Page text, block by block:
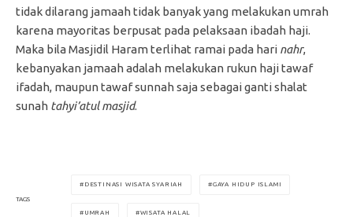
tidak dilarang jamaah tidak banyak yang melakukan umrah
karena mayoritas berpusat pada pelaksaan ibadah haji.
Maka bila Masjidil Haram terlihat ramai pada hari nahr,
kebanyakan jamaah adalah melakukan rukun haji tawaf
ifadah, maupun tawaf sunnah saja sebagai ganti shalat
sunah tahyi’atul masjid.
TAGS
DESTINASI WISATA SYARIAH GAYA HIDUP ISLAMI
UMRAH WISATA HALAL